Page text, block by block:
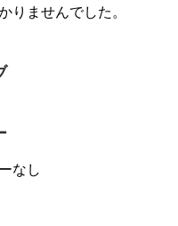
りませんでした。
なし